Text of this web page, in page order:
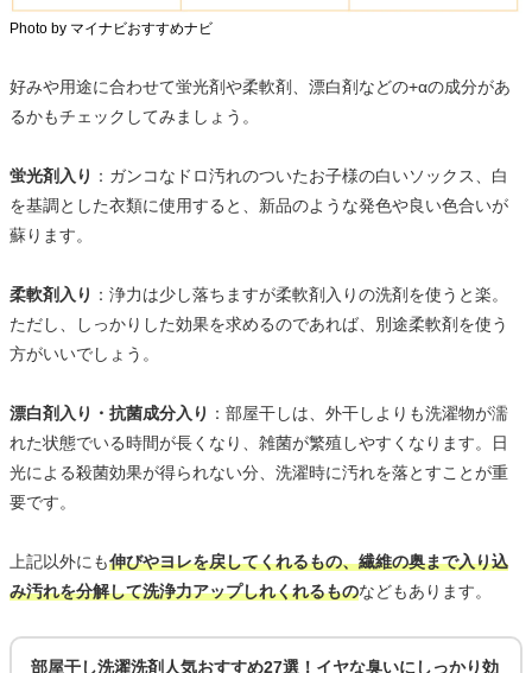
Photo by マイナビおすすめナビ
好みや用途に合わせて蛍光剤や柔軟剤、漂白剤などの+αの成分があ
るかもチェックしてみましょう。
蛍光剤入り ：ガンコなドロ汚れのついたお子様の白いソックス、白
を基調とした衣類に使用すると、新品のような発色や良い色合いが
蘇ります。
柔軟剤入り ：浄力は少し落ちますが柔軟剤入りの洗剤を使うと楽。
ただし、しっかりした効果を求めるのであれば、別途柔軟剤を使う
方がいいでしょう。
漂白剤入り・抗菌成分入り ：部屋干しは、外干しよりも洗濯物が濡
れた状態でいる時間が長くなり、雑菌が繁殖しやすくなります。日
光による殺菌効果が得られない分、洗濯時に汚れを落とすことが重
要です。
上記以外にも伸びやヨレを戻してくれるもの、繊維の奥まで入り込
み汚れを分解して洗浄力アップしれくれるものなどもあります。
部屋干し洗濯洗剤人気おすすめ27選！イヤな臭いにしっかり効